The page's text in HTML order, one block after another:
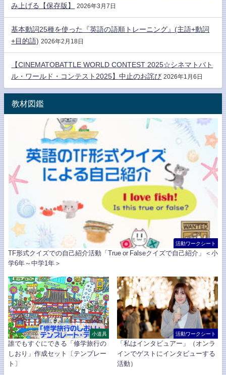
み上げる【保存版】
2026年3月7日
基本動詞25種を使った『英語の語順トレーニング』(主語+動詞
+目的語) 2026年2月18日
【CINEMATOBATTLE WORLD CONTEST 2025☆シネマトバト
ル・ワールド・コンテスト2025】中止のお詫び 2026年1月6日
教材図鑑
活動ワークシート
TF形式クイズでの自己紹介活動「True or Falseクイズで自己紹介」＜小
学6年～中学1年＞
小道具
誰でもすぐにできる「修学旅行の
しおり」作成セット〔テンプレー
ト〕
活動ワークシート
「私はインタビュアー」（オンラ
インでゲストにインタビューする
活動）